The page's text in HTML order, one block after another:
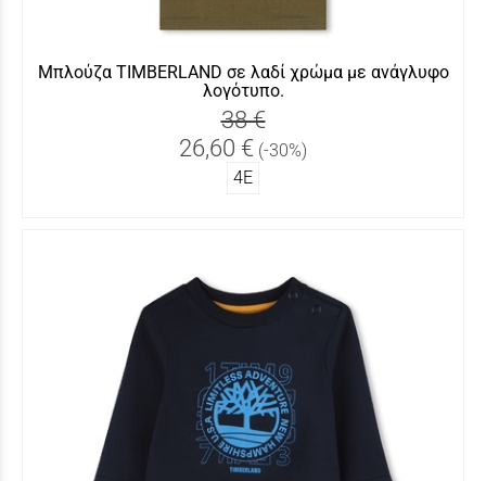
Μπλούζα TIMBERLAND σε λαδί χρώμα με ανάγλυφο
λογότυπο.
38 €
26,60 € (-30%)
4Ε